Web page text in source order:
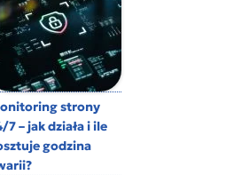
strony
7 – jak działa i ile
godzina